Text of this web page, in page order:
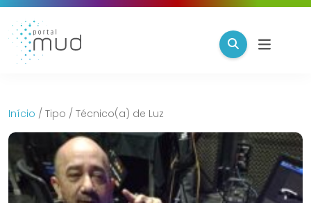
Início / Tipo / Técnico(a) de Luz